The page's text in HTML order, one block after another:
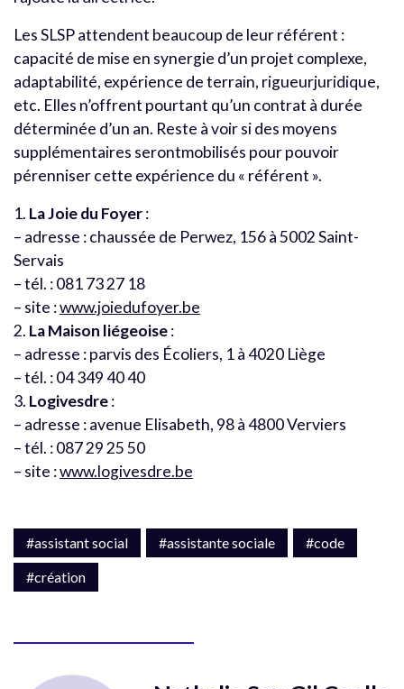
Les SLSP attendent beaucoup de leur référent :
capacité de mise en synergie d’un projet complexe,
adaptabilité, expérience de terrain, rigueurjuridique,
etc. Elles n’offrent pourtant qu’un contrat à durée
déterminée d’un an. Reste à voir si des moyens
supplémentaires serontmobilisés pour pouvoir
pérenniser cette expérience du « référent ».
1. La Joie du Foyer:
– adresse : chaussée de Perwez, 156 à 5002 Saint-
Servais
– tél. : 081 73 27 18
– site :www.joiedufoyer.be
2. La Maison liégeoise:
– adresse : parvis des Écoliers, 1 à 4020 Liège
– tél. : 04 349 40 40
3. Logivesdre:
– adresse : avenue Elisabeth, 98 à 4800 Verviers
– tél. : 087 29 25 50
– site :www.logivesdre.be
#assistant social #assistante sociale
#code
#création